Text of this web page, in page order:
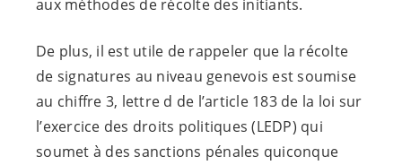
aux méthodes de récolte des initiants.
De plus, il est utile de rappeler que la récolte
de signatures au niveau genevois est soumise
au chiffre 3, lettre d de l’article 183 de la loi sur
l’exercice des droits politiques (LEDP) qui
soumet à des sanctions pénales quiconque